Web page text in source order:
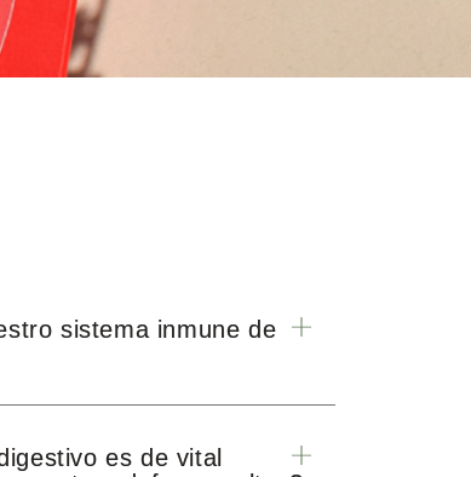
sistema inmune de
es de vital